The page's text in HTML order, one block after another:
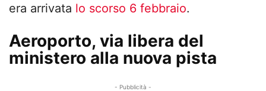
era arrivata lo scorso 6 febbraio.
Aeroporto, via libera del
ministero alla nuova pista
- Pubblicità -